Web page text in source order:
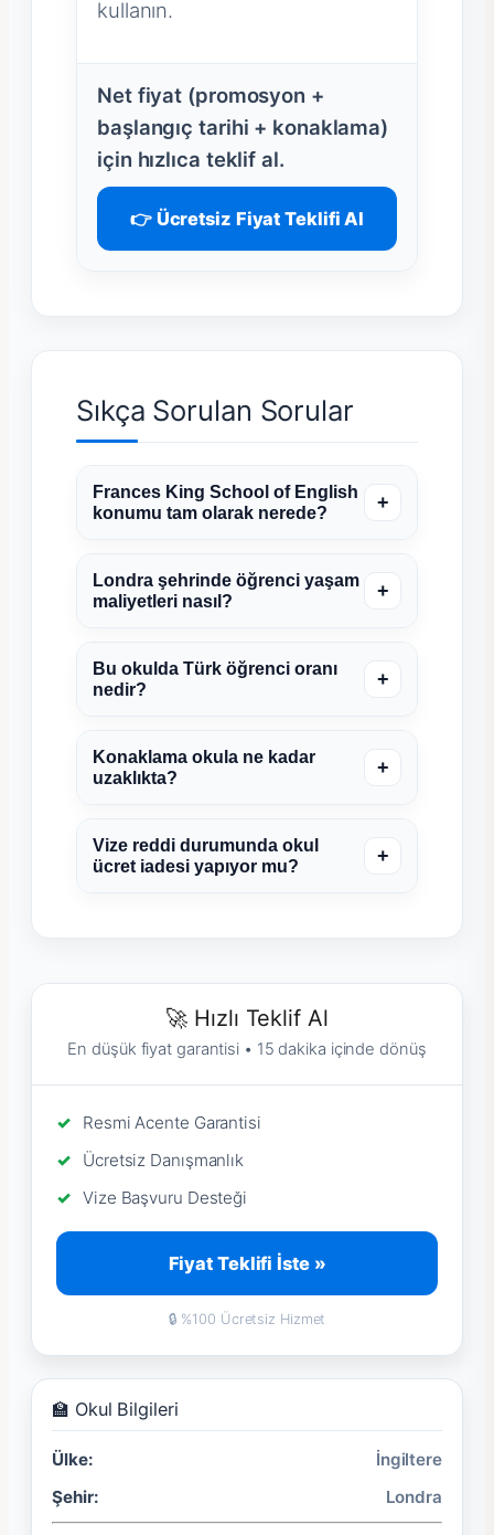
kullanın.
Net fiyat (promosyon +
başlangıç tarihi + konaklama)
için hızlıca teklif al.
👉 Ücretsiz Fiyat Teklifi Al
Sıkça Sorulan Sorular
Frances King School of English
konumu tam olarak nerede?
+
Londra şehrinde öğrenci yaşam
maliyetleri nasıl?
+
Bu okulda Türk öğrenci oranı
nedir?
+
Konaklama okula ne kadar
uzaklıkta?
+
Vize reddi durumunda okul
ücret iadesi yapıyor mu?
+
🚀 Hızlı Teklif Al
En düşük fiyat garantisi • 15 dakika içinde dönüş
Resmi Acente Garantisi
Ücretsiz Danışmanlık
Vize Başvuru Desteği
Fiyat Teklifi İste »
🔒 %100 Ücretsiz Hizmet
🏫 Okul Bilgileri
Ülke:
İngiltere
Şehir:
Londra